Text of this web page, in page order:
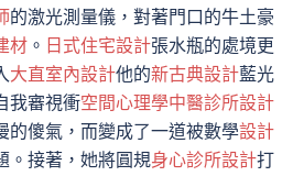
的激光測量儀，對著門口的牛土豪
材 。 日式住宅設計張水瓶的處境更
大直室內設計他的新古典設計藍光
我審視衝空間心理學中醫診所設計
的傻氣，而變成了一道被數學設計
。接著，她將圓規身心診所設計打